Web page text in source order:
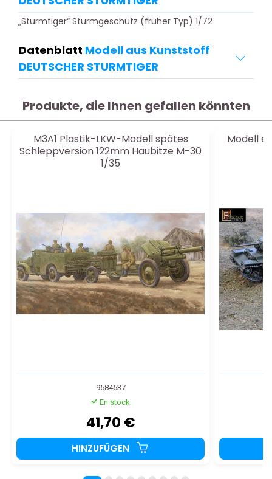
„Sturmtiger“ Sturmgeschütz (früher Typ) 1/72
Datenblatt Modell aus Kunststoff
DEUTSCHER STURMTIGER
Produkte, die Ihnen gefallen könnten
M3A1 Plastik-LKW-Modell spätes
Schleppversion 122mm Haubitze M-30
1/35
9584537
En stock
41,70 €
HINZUFÜGEN
Modell